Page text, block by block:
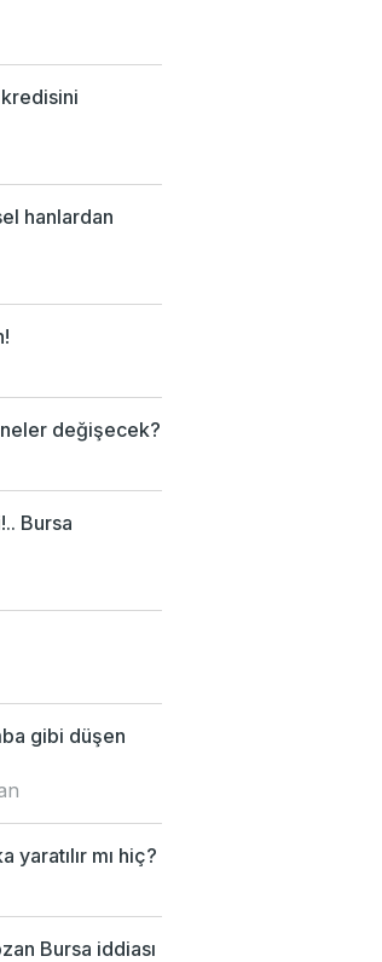
hanlardan
neler değişecek?
Bursa
gibi düşen
mı hiç?
Bursa iddiası